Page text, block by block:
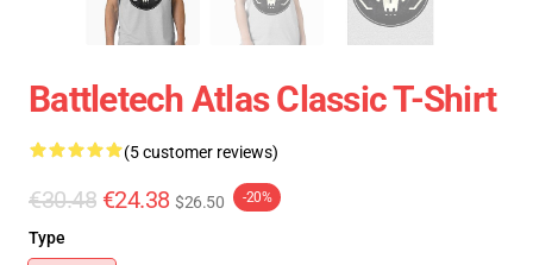
Battletech Atlas Classic T-Shirt
(5 customer reviews)
€30.48 €24.38 $26.50 -20%
Type